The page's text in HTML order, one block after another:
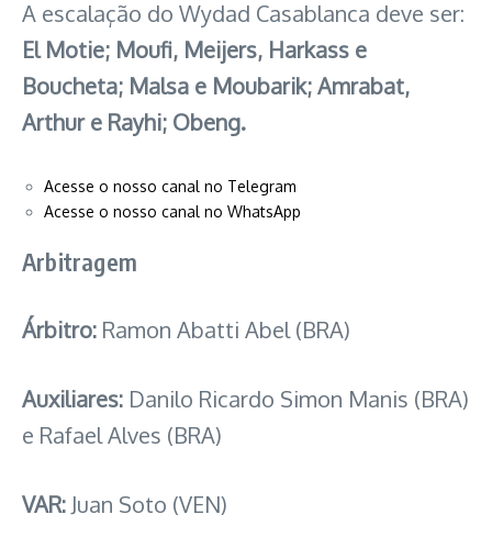
A escalação do Wydad Casablanca deve ser:
El Motie; Moufi, Meijers, Harkass e
Boucheta; Malsa e Moubarik; Amrabat,
Arthur e Rayhi; Obeng.
Acesse o nosso canal no Telegram
Acesse o nosso canal no WhatsApp
Arbitragem
Árbitro: Ramon Abatti Abel (BRA)
Auxiliares: Danilo Ricardo Simon Manis (BRA)
e Rafael Alves (BRA)
VAR: Juan Soto (VEN)